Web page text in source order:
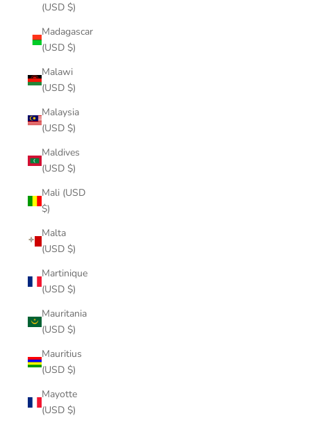
(USD $)
Madagascar
(USD $)
Malawi
(USD $)
Malaysia
(USD $)
Maldives
(USD $)
Mali (USD
$)
Malta
(USD $)
Martinique
(USD $)
Mauritania
(USD $)
Mauritius
(USD $)
Mayotte
(USD $)